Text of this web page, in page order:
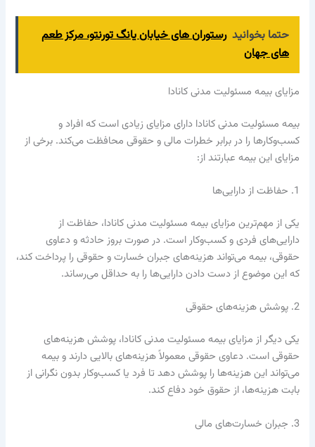
حتما بخوانید رستوران های خیابان یانگ تورنتو، مرکز طعم
های جهان
مزایای بیمه مسئولیت مدنی کانادا
بیمه مسئولیت مدنی کانادا دارای مزایای زیادی است که افراد و
کسب‌وکارها را در برابر خطرات مالی و حقوقی محافظت می‌کند. برخی از
مزایای این بیمه عبارتند از:
1. حفاظت از دارایی‌ها
یکی از مهم‌ترین مزایای بیمه مسئولیت مدنی کانادا، حفاظت از
دارایی‌های فردی و کسب‌وکار است. در صورت بروز حادثه و دعاوی
حقوقی، بیمه می‌تواند هزینه‌های جبران خسارت و حقوقی را پرداخت کند،
که این موضوع از دست دادن دارایی‌ها را به حداقل می‌رساند.
2. پوشش هزینه‌های حقوقی
یکی دیگر از مزایای بیمه مسئولیت مدنی کانادا، پوشش هزینه‌های
حقوقی است. دعاوی حقوقی معمولاً هزینه‌های بالایی دارند و بیمه
می‌تواند این هزینه‌ها را پوشش دهد تا فرد یا کسب‌وکار بدون نگرانی از
بابت هزینه‌ها، از حقوق خود دفاع کند.
3. جبران خسارت‌های مالی